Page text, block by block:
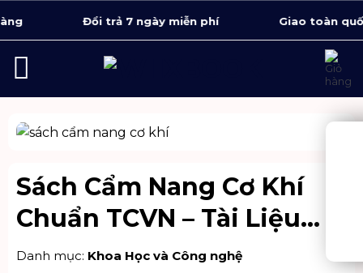
qua
Đổi trả 7 ngày miễn phí Giao toàn quốc 1
Sách Cẩm Nang Cơ Khí
Chuẩn TCVN – Tài Liệu
Ngành Kỹ Thuật
Danh mục: Khoa Học và Công nghệ